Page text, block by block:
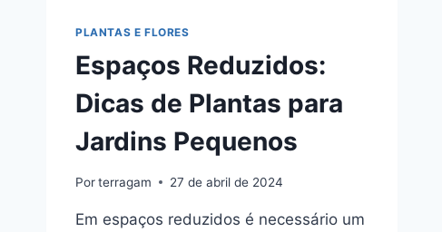
PLANTAS E FLORES
Espaços Reduzidos:
Dicas de Plantas para
Jardins Pequenos
Porterragam 27 de abril de 2024
Em espaços reduzidos é necessário um